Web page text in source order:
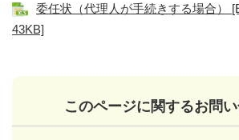
委任状（代理人が手続きする場合）
43KB]
このページに関するお問